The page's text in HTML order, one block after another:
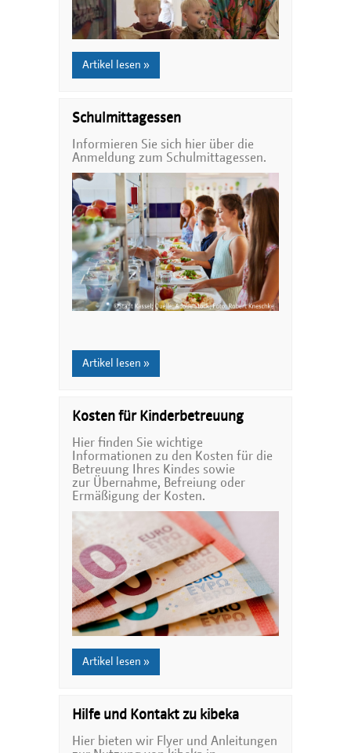
Artikel lesen »
Schulmittagessen
Informieren Sie sich hier über die
Anmeldung zum Schulmittagessen.
Artikel lesen »
Kosten für Kinderbetreuung
Hier finden Sie wichtige
Informationen zu den Kosten für die
Betreuung Ihres Kindes sowie
zur Übernahme, Befreiung oder
Ermäßigung der Kosten.
Artikel lesen »
Hilfe und Kontakt zu kibeka
Hier bieten wir Flyer und Anleitungen